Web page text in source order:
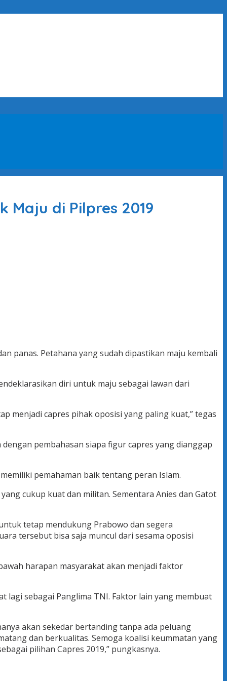
di Pilpres 2019
panas. Petahana yang sudah dipastikan maju kembali
diri untuk maju sebagai lawan dari
menjadi capres pihak oposisi yang paling kuat,” tegas
pembahasan siapa figur capres yang dianggap
pemahaman baik tentang peran Islam.
cukup kuat dan militan. Sementara Anies dan Gatot
tetap mendukung Prabowo dan segera
tersebut bisa saja muncul dari sesama oposisi
harapan masyarakat akan menjadi faktor
lagi sebagai Panglima TNI. Faktor lain yang membuat
akan sekedar bertanding tanpa ada peluang
dan berkualitas. Semoga koalisi keummatan yang
pilihan Capres 2019,” pungkasnya.